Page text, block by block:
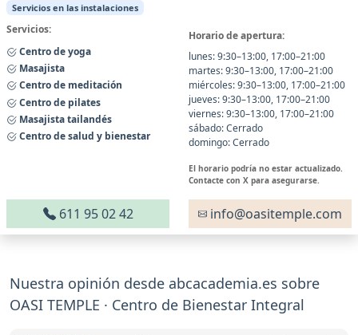
Servicios en las instalaciones
Servicios:
Centro de yoga
Masajista
Centro de meditación
Centro de pilates
Masajista tailandés
Centro de salud y bienestar
Horario de apertura:
lunes: 9:30–13:00, 17:00–21:00
martes: 9:30–13:00, 17:00–21:00
miércoles: 9:30–13:00, 17:00–21:00
jueves: 9:30–13:00, 17:00–21:00
viernes: 9:30–13:00, 17:00–21:00
sábado: Cerrado
domingo: Cerrado
El horario podría no estar actualizado.
Contacte con X para asegurarse.
611 95 02 42 info@oasitemple.com
Nuestra opinión desde abcacademia.es sobre
OASI TEMPLE · Centro de Bienestar Integral